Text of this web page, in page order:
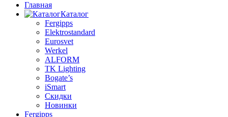
Главная
Каталог
Fergipps
Elektrostandard
Eurosvet
Werkel
ALFORM
TK Lighting
Bogate’s
iSmart
Скидки
Новинки
Fergipps